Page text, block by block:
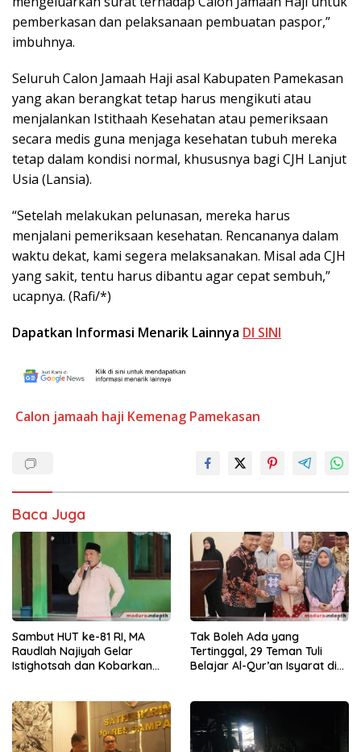
pemberkasan dan pelaksanaan pembuatan paspor,”
imbuhnya.
Seluruh Calon Jamaah Haji asal Kabupaten Pamekasan
yang akan berangkat tetap harus mengikuti atau
menjalankan Istithaah Kesehatan atau pemeriksaan
secara medis guna menjaga kesehatan tubuh mereka
tetap dalam kondisi normal, khususnya bagi CJH Lanjut
Usia (Lansia).
“Setelah melakukan pelunasan, mereka harus
menjalani pemeriksaan kesehatan. Rencananya dalam
waktu dekat, kami segera melaksanakan. Misal ada CJH
yang sakit, tentu harus dibantu agar cepat sembuh,”
ucapnya. (Rafi/*)
Dapatkan Informasi Menarik Lainnya DI SINI
Calon jamaah haji Kemenag Pamekasan
Baca Juga
Sambut HUT ke-81 RI, MA
Raudlah Najiyah Gelar
Istighotsah dan Kobarkan
Tak Boleh Ada yang
Tertinggal, 29 Teman Tuli
Belajar Al-Qur’an Isyarat di